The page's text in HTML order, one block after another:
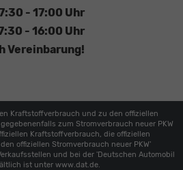
- 17:00 Uhr
- 16:00 Uhr
Vereinbarung!
Kraftstoffverbrauch und zu den offiziellen
zum Stromverbrauch neuer PKW
Kraftstoffverbrauch, die offiziellen
offiziellen Stromverbrauch neuer PKW'
und bei der 'Deutschen Automobil
ist unter www.dat.de.